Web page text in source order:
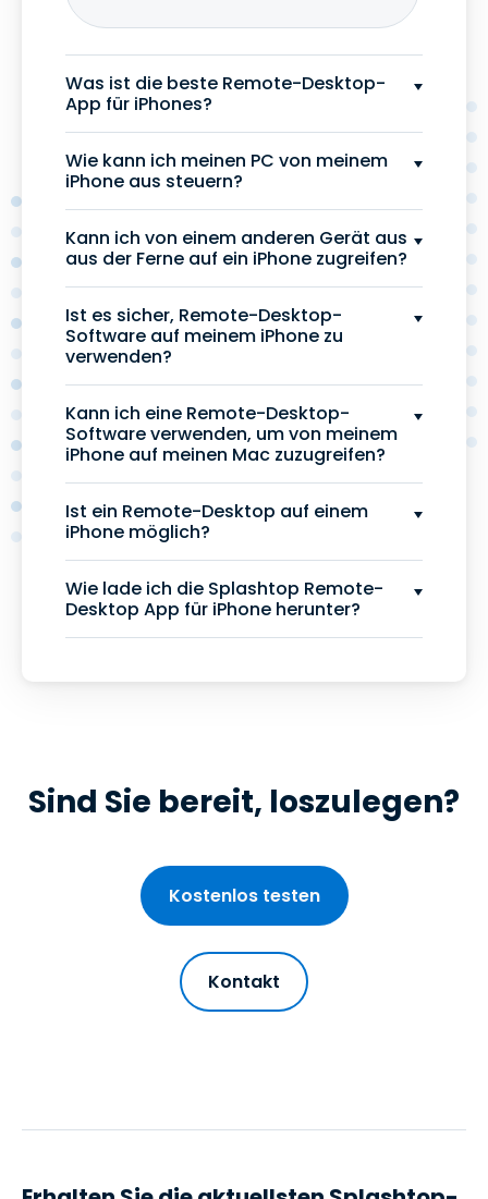
Was ist die beste Remote-Desktop-
App für iPhones?
Wie kann ich meinen PC von meinem
iPhone aus steuern?
Kann ich von einem anderen Gerät aus
aus der Ferne auf ein iPhone zugreifen?
Ist es sicher, Remote-Desktop-
Software auf meinem iPhone zu
verwenden?
Kann ich eine Remote-Desktop-
Software verwenden, um von meinem
iPhone auf meinen Mac zuzugreifen?
Ist ein Remote-Desktop auf einem
iPhone möglich?
Wie lade ich die Splashtop Remote-
Desktop App für iPhone herunter?
Sind Sie bereit, loszulegen?
Kostenlos testen
Kontakt